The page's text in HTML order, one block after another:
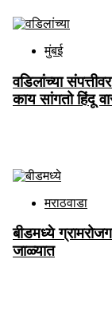
मुंबई
वडिलांच्या
काय सांगतो हिंदू
मराठवाडा
बीडमध्ये
जाळ्यात